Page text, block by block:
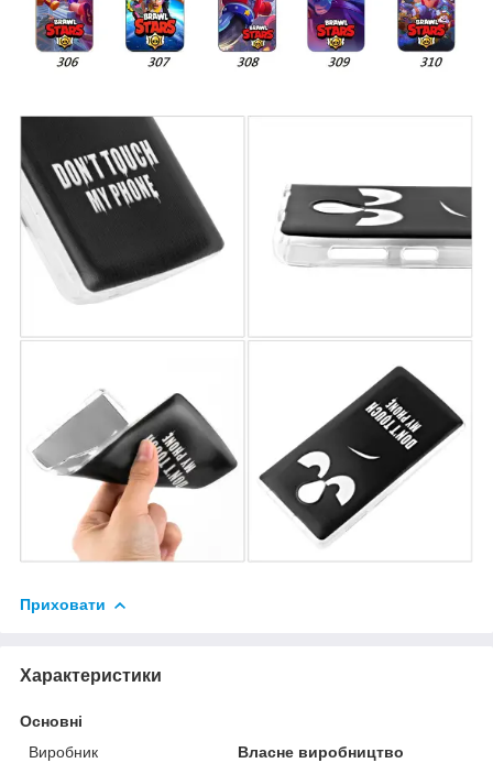
Приховати
Характеристики
Основні
Виробник
Власне виробництво